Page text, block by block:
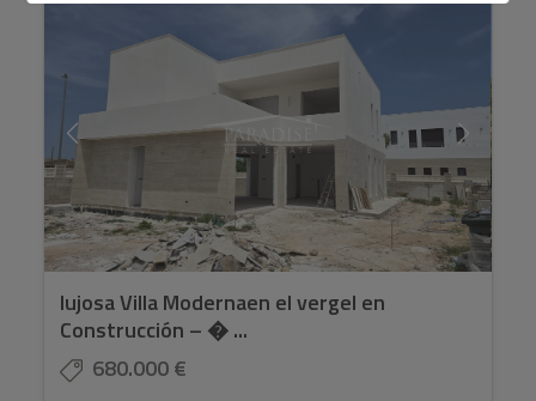
lujosa Villa Modernaen el vergel en
Construcción – � ...
680.000 €